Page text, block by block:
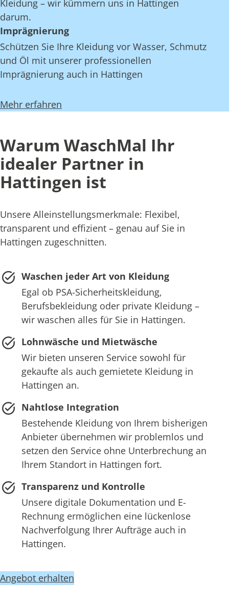
Kleidung – wir kümmern uns in Hattingen
darum.
Imprägnierung
Schützen Sie Ihre Kleidung vor Wasser, Schmutz
und Öl mit unserer professionellen
Imprägnierung auch in Hattingen
Mehr erfahren
Warum WaschMal Ihr
idealer Partner in
Hattingen ist
Unsere Alleinstellungsmerkmale: Flexibel,
transparent und effizient – genau auf Sie in
Hattingen zugeschnitten.
Waschen jeder Art von Kleidung
Egal ob PSA-Sicherheitskleidung,
Berufsbekleidung oder private Kleidung –
wir waschen alles für Sie in Hattingen.
Lohnwäsche und Mietwäsche
Wir bieten unseren Service sowohl für
gekaufte als auch gemietete Kleidung in
Hattingen an.
Nahtlose Integration
Bestehende Kleidung von Ihrem bisherigen
Anbieter übernehmen wir problemlos und
setzen den Service ohne Unterbrechung an
Ihrem Standort in Hattingen fort.
Transparenz und Kontrolle
Unsere digitale Dokumentation und E-
Rechnung ermöglichen eine lückenlose
Nachverfolgung Ihrer Aufträge auch in
Hattingen.
Angebot erhalten